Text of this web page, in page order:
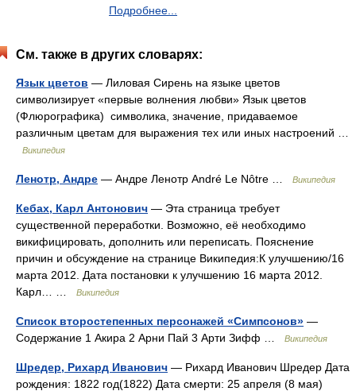
Подробнее...
См. также в других словарях:
Язык цветов — Лиловая Сирень на языке цветов
символизирует «первые волнения любви» Язык цветов
(Флюрографика) символика, значение, придаваемое
различным цветам для выражения тех или иных настроений …
Википедия
Ленотр, Андре — Андре Ленотр André Le Nôtre … Википедия
Кебах, Карл Антонович — Эта страница требует
существенной переработки. Возможно, её необходимо
викифицировать, дополнить или переписать. Пояснение
причин и обсуждение на странице Википедия:К улучшению/16
марта 2012. Дата постановки к улучшению 16 марта 2012.
Карл… …
Википедия
Список второстепенных персонажей «Симпсонов» —
Содержание 1 Акира 2 Арни Пай 3 Арти Зифф …
Википедия
Шредер, Рихард Иванович — Рихард Иванович Шредер Дата
рождения: 1822 год(1822) Дата смерти: 25 апреля (8 мая)